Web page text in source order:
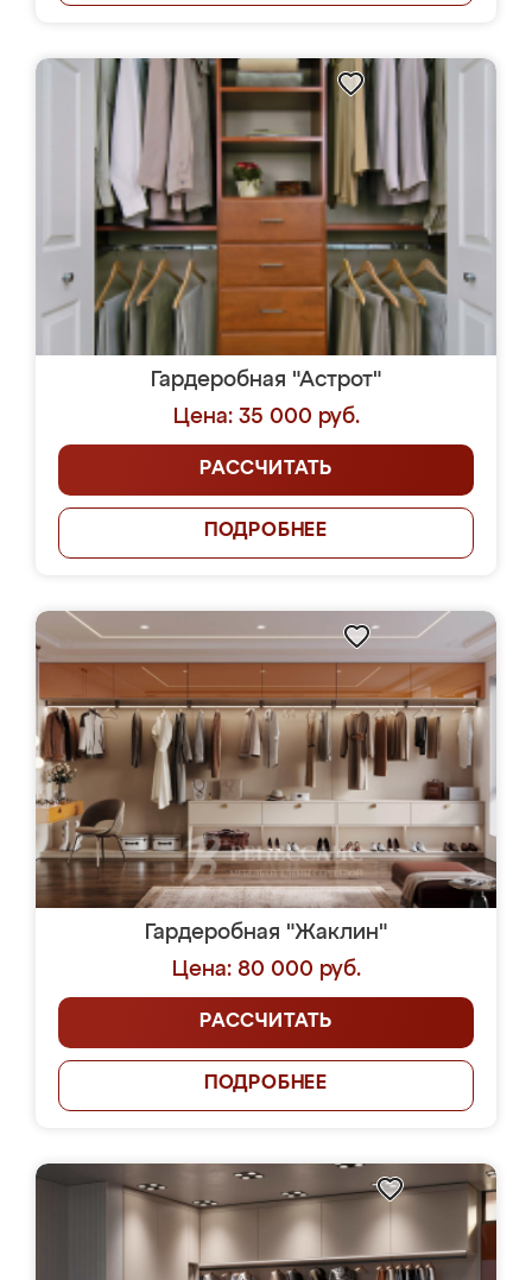
Гардеробная "Астрот"
Цена: 35 000 руб.
РАССЧИТАТЬ
ПОДРОБНЕЕ
Гардеробная "Жаклин"
Цена: 80 000 руб.
РАССЧИТАТЬ
ПОДРОБНЕЕ